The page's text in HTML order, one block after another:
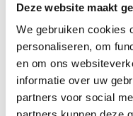
Deze website maakt
We gebruiken cookies
personaliseren, om
en om ons
informatie over uw
partners voor social
EL21
Light Walnut Oak
Afmetingen